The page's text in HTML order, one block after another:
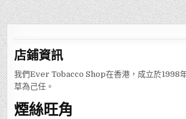
店鋪資訊
我們Ever Tobacco Shop在香港，成立於1998
草為己任。
煙絲旺角